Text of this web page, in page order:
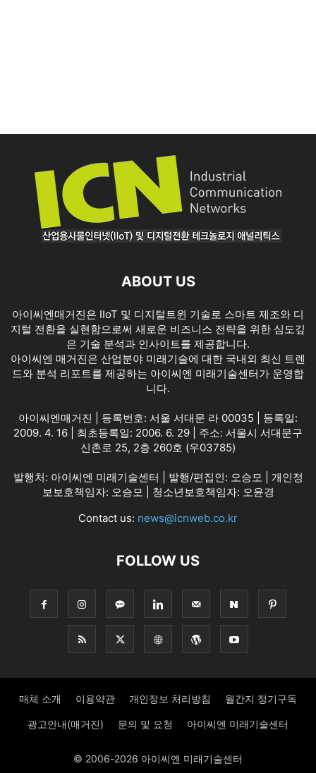
ABOUT US
아이씨엔매거진은 IIoT 및 디지털트윈 기술로 스마트 제조와 디
지털 전환을 실현함으로써 새로운 비즈니스 전략을 위한 심도깊
은 기술 분석과 인사이트를 제공합니다.
아이씨엔 매거진은 산업분야 미래기술에 대한 국내외 최신 트렌
드와 분석 리포트를 제공하는 아이씨엔 미래기술센터가 운영합
니다.
아이씨엔매거진 | 등록번호: 서울 서대문 라 00035 | 등록일:
2009. 4. 16 | 최초등록일: 2006. 6. 29 | 주소: 서울시 서대문구
신촌로 25, 2층 260호 (우03785)
발행처: 아이씨엔 미래기술센터 | 발행/편집인: 오승모 | 개인정
보보호책임자: 오승모 | 청소년보호책임자: 오윤경
Contact us: news@icnweb.co.kr
FOLLOW US
매체 소개 이용약관 개인정보 처리방침 월간지 정기구독
광고안내(매거진) 문의 및 요청 아이씨엔 미래기술센터
© 2006-2026 아이씨엔 미래기술센터